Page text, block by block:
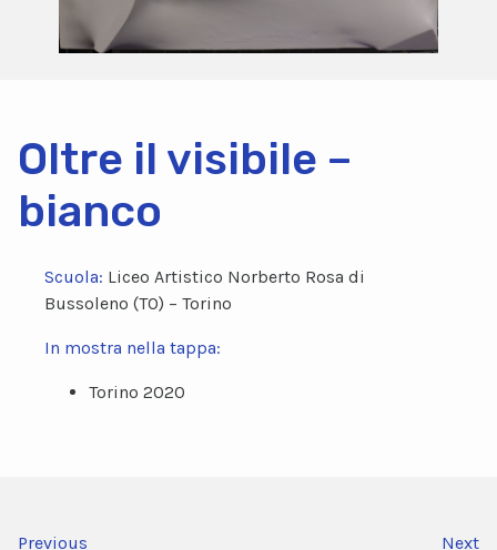
Oltre il visibile –
bianco
Scuola: Liceo Artistico Norberto Rosa di
Bussoleno (TO) – Torino
In mostra nella tappa:
Torino 2020
Previous Next